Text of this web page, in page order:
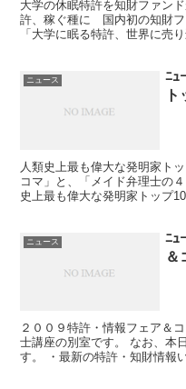
大学の休眠特許を知財ファン
許、稼ぐ種に 国内初の知財フ
「大学に眠る特許、世界に売
ニュース
ﾆｭ
人類史上最も偉大な発明家ト
コマ」と、「メイド弁理士の
史上最も偉大な発明家トップ
ニュース
ﾆｭ
＆
２００９特許・情報フェア＆
士講座の別室です。 なお、本
す。 ・最新の特許・知財情